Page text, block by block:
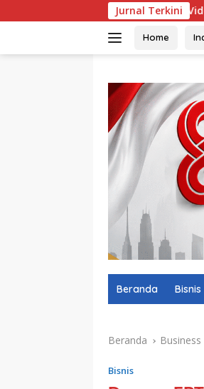
ke
Jurnal Terkini
Video Jeriken BBM Viral,
Home
Beranda Bisnis
Beranda Business
Bisnis